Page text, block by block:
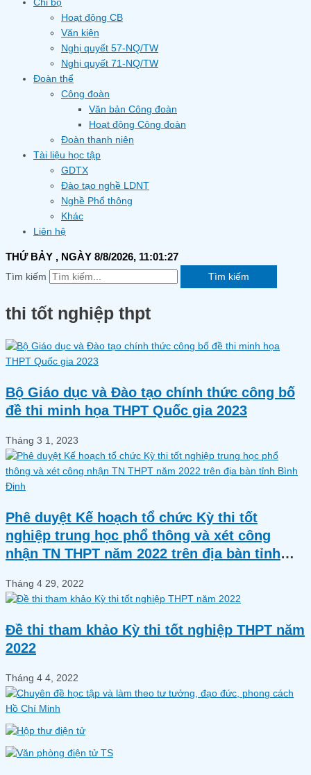
Chi bộ
Hoạt động CB
Văn kiện
Nghị quyết 57-NQ/TW
Nghị quyết 71-NQ/TW
Đoàn thể
Công đoàn
Văn bản Công đoàn
Hoạt động Công đoàn
Đoàn thanh niên
Tài liệu học tập
GDTX
Đào tạo nghề LDNT
Nghề Phổ thông
Khác
Liên hệ
THỨ BẢY , NGÀY 8/8/2026, 11:01:28
Tìm kiếm Tìm kiếm
thi tốt nghiệp thpt
Bộ Giáo dục và Đào tạo chính thức công bố
đề thi minh họa THPT Quốc gia 2023
Tháng 3 1, 2023
Phê duyệt Kế hoạch tổ chức Kỳ thi tốt
nghiệp trung học phổ thông và xét công
nhận TN THPT năm 2022 trên địa bàn tỉnh
Tháng 4 29, 2022
Đề thi tham khảo Kỳ thi tốt nghiệp THPT năm
2022
Tháng 4 4, 2022